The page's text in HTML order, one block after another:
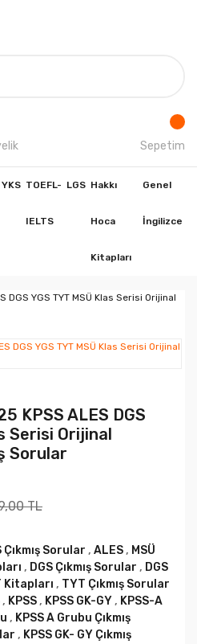
Sepetim
YKS TOEFL-
IELTS
LGS Hakkı
Hoca
Kitapları
Genel
İngilizce
KPSS ALES DGS
Serisi Orijinal
Sorular
TL
Çıkmış Sorular ,ALES, MSÜ
, DGS Çıkmış Sorular , DGS
Kitapları , TYT Çıkmış Sorular
, KPSS, KPSS GK-GY, KPSS-A
, KPSS A Grubu Çıkmış
, KPSS GK- GY Çıkmış